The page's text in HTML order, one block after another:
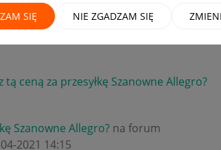
SIĘ NIE ZGADZAM SIĘ
tą ceną za przesyłkę Szanowne Allegro?
Szanowne Allegro? na forum
2021 14:15